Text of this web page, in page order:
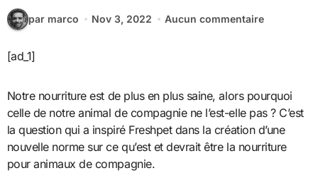
par marco Nov 3, 2022 Aucun commentaire
[ad_1]
Notre nourriture est de plus en plus saine, alors pourquoi
celle de notre animal de compagnie ne l’est-elle pas ? C’est
la question qui a inspiré Freshpet dans la création d’une
nouvelle norme sur ce qu’est et devrait être la nourriture
pour animaux de compagnie.